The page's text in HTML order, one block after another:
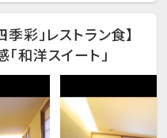
彩」レストラン食】
和洋スイート」